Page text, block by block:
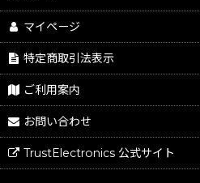
マイページ
特定商取引法表示
ご利用案内
お問い合わせ
TrustElectronics 公式サイト